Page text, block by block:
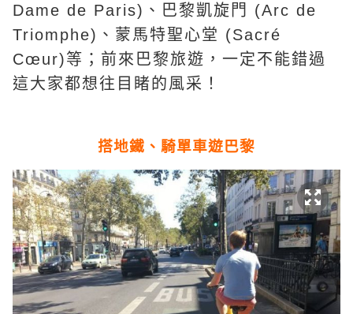
Dame de Paris)、巴黎凱旋門 (Arc de
Triomphe)、蒙馬特聖心堂 (Sacré
Cœur)等；前來巴黎旅遊，一定不能錯過
這大家都想往目睹的風采！
搭地鐵、騎單車遊巴黎